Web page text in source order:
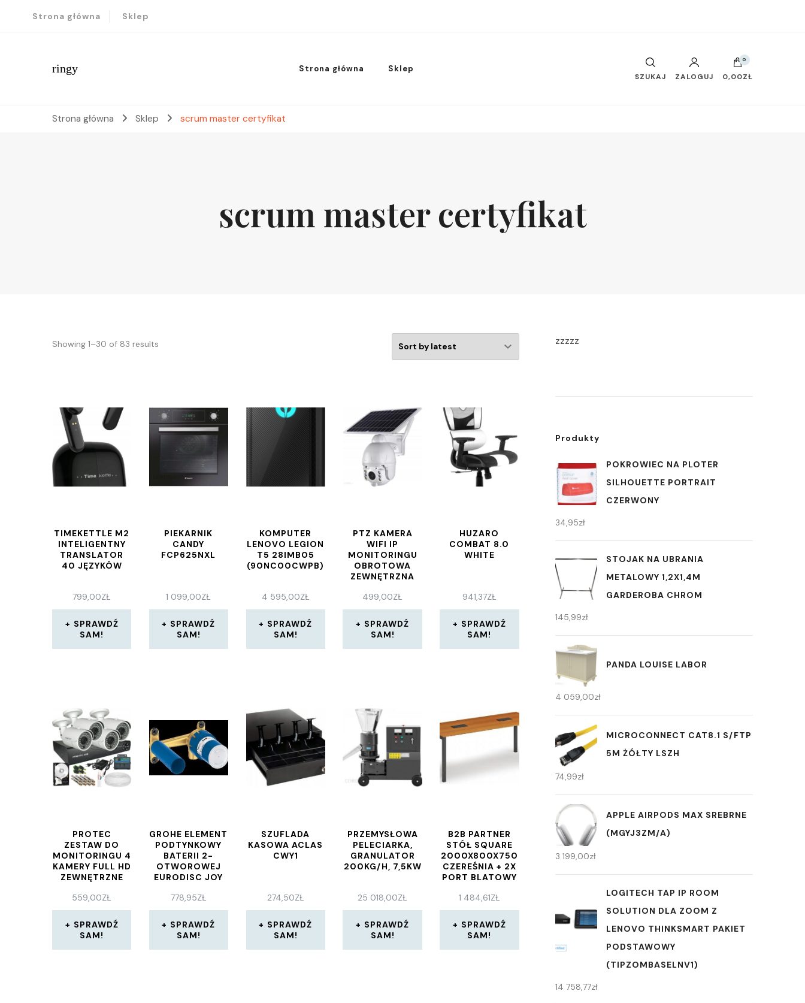
Strona główna Sklep
ringy Strona główna Sklep
SZUKAJ ZALOGUJ
0
0,00ZŁ
Strona główna Sklep scrum master certyfikat
scrum master certyfikat
Showing 1–30 of 83 results
TIMEKETTLE M2
INTELIGENTNY
TRANSLATOR
40 JĘZYKÓW
799,00ZŁ
SPRAWDŹ
SAM!
PIEKARNIK
CANDY
FCP625NXL
1 099,00ZŁ
SPRAWDŹ
SAM!
KOMPUTER
LENOVO LEGION
T5 28IMB05
(90NC00CWPB)
4 595,00ZŁ
SPRAWDŹ
SAM!
PTZ KAMERA
WIFI IP
MONITORINGU
OBROTOWA
ZEWNĘTRZNA
499,00ZŁ
SPRAWDŹ
SAM!
HUZARO
COMBAT 8.0
WHITE
941,37ZŁ
SPRAWDŹ
SAM!
PROTEC
ZESTAW DO
MONITORINGU 4
KAMERY FULL HD
ZEWNĘTRZNE
559,00ZŁ
SPRAWDŹ
SAM!
GROHE ELEMENT
PODTYNKOWY
BATERII 2-
OTWOROWEJ
EURODISC JOY
778,95ZŁ
SPRAWDŹ
SAM!
SZUFLADA
KASOWA ACLAS
CWY1
274,50ZŁ
SPRAWDŹ
SAM!
PRZEMYSŁOWA
PELECIARKA,
GRANULATOR
200KG/H, 7,5KW
25 018,00ZŁ
SPRAWDŹ
SAM!
B2B PARTNER
STÓŁ SQUARE
2000X800X750
CZEREŚNIA + 2X
PORT BLATOWY
1 484,61ZŁ
SPRAWDŹ
SAM!
zzzzz
Produkty
POKROWIEC NA PLOTER
SILHOUETTE PORTRAIT
CZERWONY
34,95zł
STOJAK NA UBRANIA
METALOWY 1,2X1,4M
GARDEROBA CHROM
145,99zł
PANDA LOUISE LABOR
4 059,00zł
MICROCONNECT CAT8.1 S/FTP
5M ŻÓŁTY LSZH
74,99zł
APPLE AIRPODS MAX SREBRNE
(MGYJ3ZM/A)
3 199,00zł
LOGITECH TAP IP ROOM
SOLUTION DLA ZOOM Z
LENOVO THINKSMART PAKIET
PODSTAWOWY
(TIPZOMBASELNV1)
14 758,77zł